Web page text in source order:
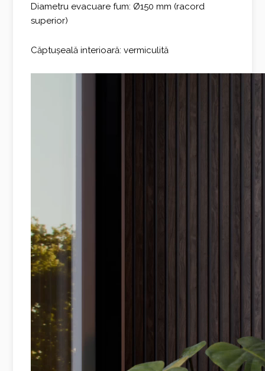
Diametru evacuare fum: Ø150 mm (racord
superior)
Căptușeală interioară: vermiculită